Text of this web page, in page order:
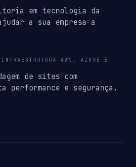
em tecnologia da
a sua empresa a
AWS, AZURE E
de sites com
performance e segurança.